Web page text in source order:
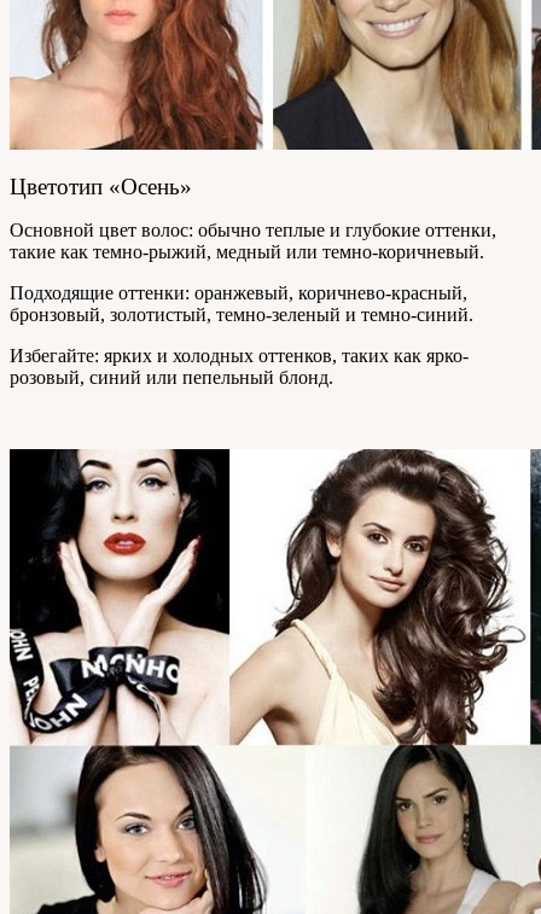
Цветотип «Осень»
Основной цвет волос: обычно теплые и глубокие оттенки,
такие как темно-рыжий, медный или темно-коричневый.
Подходящие оттенки: оранжевый, коричнево-красный,
бронзовый, золотистый, темно-зеленый и темно-синий.
Избегайте: ярких и холодных оттенков, таких как ярко-
розовый, синий или пепельный блонд.